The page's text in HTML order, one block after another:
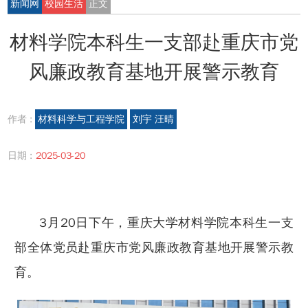
新闻网 校园生活 正文
材料学院本科生一支部赴重庆市党
风廉政教育基地开展警示教育
作者 : 材料科学与工程学院 刘宇 汪晴
日期 : 2025-03-20
3月20日下午，重庆大学材料学院本科生一支
部全体党员赴重庆市党风廉政教育基地开展警示教
育。